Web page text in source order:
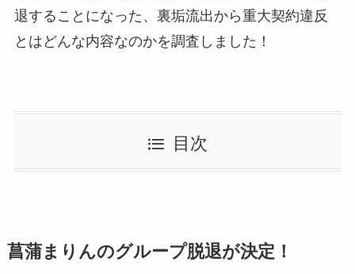
退することになった、裏垢流出から重大契約違反
とはどんな内容なのかを調査しました！
目次
菖蒲まりんのグループ脱退が決定！